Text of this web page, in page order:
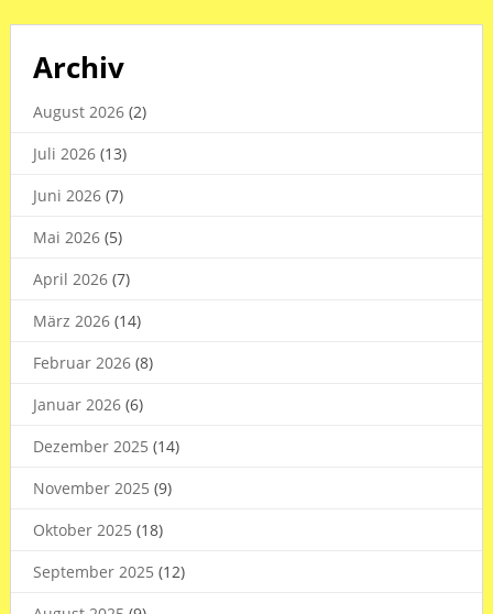
Archiv
August 2026(2)
Juli 2026(13)
Juni 2026(7)
Mai 2026(5)
April 2026(7)
März 2026(14)
Februar 2026(8)
Januar 2026(6)
Dezember 2025 (14)
November 2025 (9)
Oktober 2025 (18)
September 2025 (12)